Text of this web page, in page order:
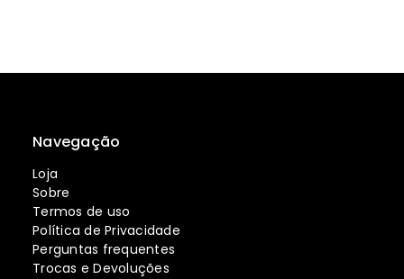
Navegação
Loja
Sobre
Termos de uso
Política de Privacidade
Perguntas frequentes
Trocas e Devoluções